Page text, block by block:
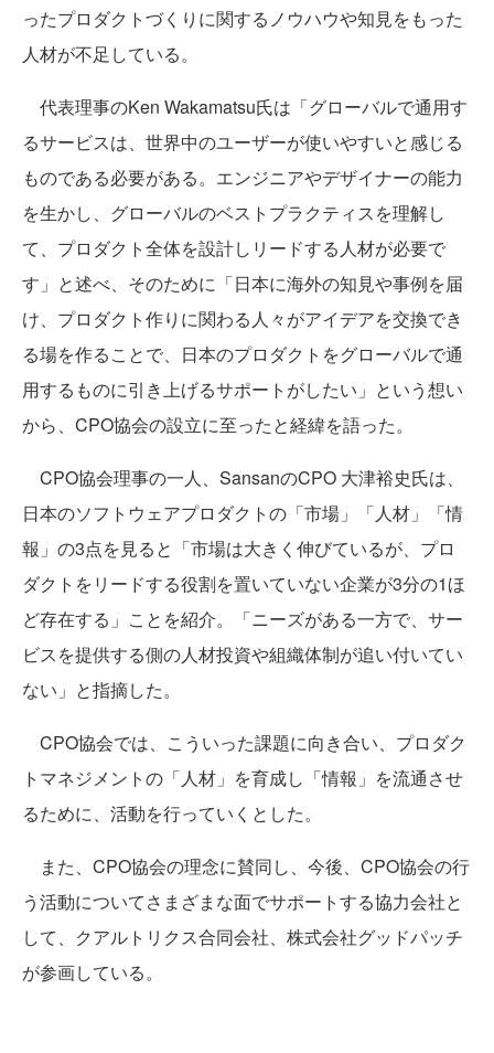
ったプロダクトづくりに関するノウハウや知見をもった
人材が不足している。
代表理事のKen Wakamatsu氏は「グローバルで通用す
るサービスは、世界中のユーザーが使いやすいと感じる
ものである必要がある。エンジニアやデザイナーの能力
を生かし、グローバルのベストプラクティスを理解し
て、プロダクト全体を設計しリードする人材が必要で
す」と述べ、そのために「日本に海外の知見や事例を届
け、プロダクト作りに関わる人々がアイデアを交換でき
る場を作ることで、日本のプロダクトをグローバルで通
用するものに引き上げるサポートがしたい」という想い
から、CPO協会の設立に至ったと経緯を語った。
CPO協会理事の一人、SansanのCPO 大津裕史氏は、
日本のソフトウェアプロダクトの「市場」「人材」「情
報」の3点を見ると「市場は大きく伸びているが、プロ
ダクトをリードする役割を置いていない企業が3分の1ほ
ど存在する」ことを紹介。「ニーズがある一方で、サー
ビスを提供する側の人材投資や組織体制が追い付いてい
ない」と指摘した。
CPO協会では、こういった課題に向き合い、プロダク
トマネジメントの「人材」を育成し「情報」を流通させ
るために、活動を行っていくとした。
また、CPO協会の理念に賛同し、今後、CPO協会の行
う活動についてさまざまな面でサポートする協力会社と
して、クアルトリクス合同会社、株式会社グッドパッチ
が参画している。